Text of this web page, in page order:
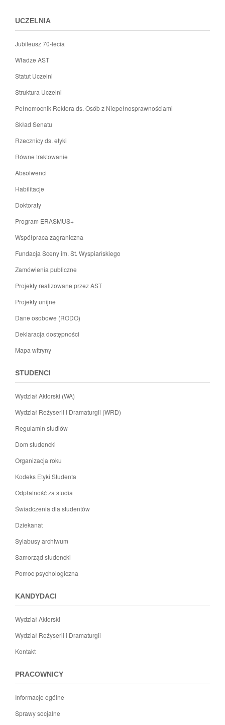
UCZELNIA
Jubileusz 70-lecia
Władze AST
Statut Uczelni
Struktura Uczelni
Pełnomocnik Rektora ds. Osób z Niepełnosprawnościami
Skład Senatu
Rzecznicy ds. etyki
Równe traktowanie
Absolwenci
Habilitacje
Doktoraty
Program ERASMUS+
Współpraca zagraniczna
Fundacja Sceny im. St. Wyspiańskiego
Zamówienia publiczne
Projekty realizowane przez AST
Projekty unijne
Dane osobowe (RODO)
Deklaracja dostępności
Mapa witryny
STUDENCI
Wydział Aktorski (WA)
Wydział Reżyserii i Dramaturgii (WRD)
Regulamin studiów
Dom studencki
Organizacja roku
Kodeks Etyki Studenta
Odpłatność za studia
Świadczenia dla studentów
Dziekanat
Sylabusy archiwum
Samorząd studencki
Pomoc psychologiczna
KANDYDACI
Wydział Aktorski
Wydział Reżyserii i Dramaturgii
Kontakt
PRACOWNICY
Informacje ogólne
Sprawy socjalne